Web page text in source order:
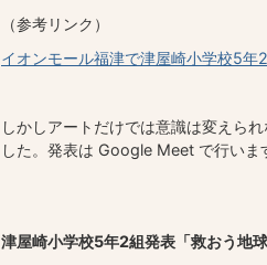
（参考リンク）
イオンモール福津で津屋崎小学校5年
しかしアートだけでは意識は変えら
した。発表は Google Meet で行いま
津屋崎小学校5年2組発表「救おう地球